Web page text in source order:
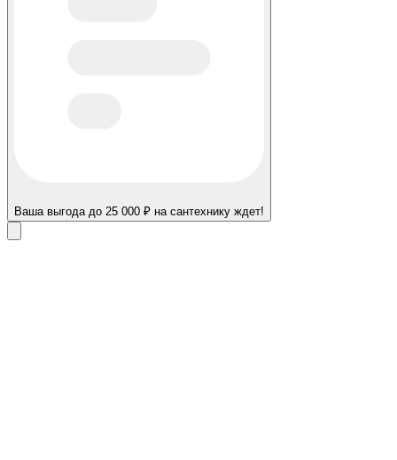
Ваша выгода до 25 000 ₽ на сантехнику ждет!